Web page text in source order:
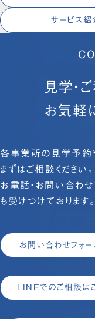
サービス紹
見学・
お気軽
各事業所の見学予約
まずはご相談ください。
お電話・お問い合わ
も受けつけております。
お問い合わせフォー
LINEでのご相談は